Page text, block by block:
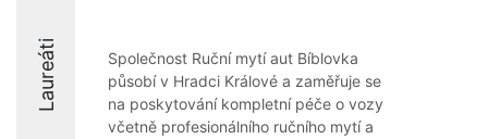
Laureáti
Společnost Ruční mytí aut Bíblovka
působí v Hradci Králové a zaměřuje se
na poskytování kompletní péče o vozy
včetně profesionálního ručního mytí a